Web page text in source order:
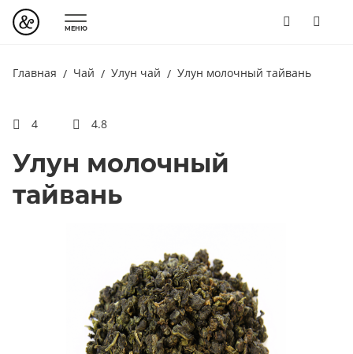
МЕНЮ
Главная Чай Улун чай Улун молочный тайвань
4 4.8
Улун молочный
тайвань